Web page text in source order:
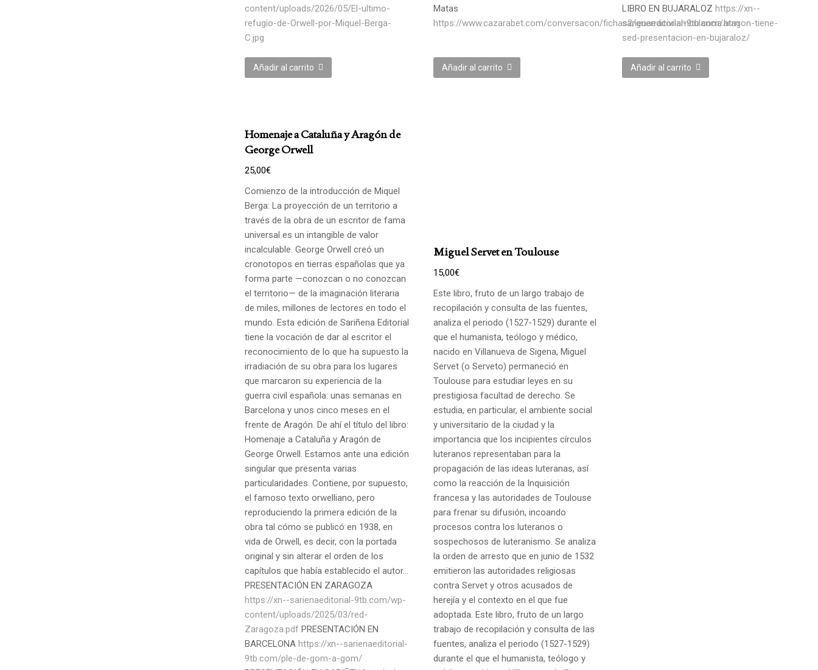
content/uploads/2026/05/El-ultimo-
refugio-de-Orwell-por-Miquel-Berga-
C.jpg
Añadir al carrito
Matas
https://www.cazarabet.com/conversacon/fichas2/guerracivilambulancia.htm
Añadir al carrito
LIBRO EN BUJARALOZ https://xn--
sarienaeditorial-9tb.com/aragon-tiene-
sed-presentacion-en-bujaraloz/
Añadir al carrito
Homenaje a Cataluña y Aragón de
George Orwell
25,00€
Comienzo de la introducción de Miquel
Berga: La proyección de un territorio a
través de la obra de un escritor de fama
universal es un intangible de valor
incalculable. George Orwell creó un
cronotopos en tierras españolas que ya
forma parte —conozcan o no conozcan
el territorio— de la imaginación literaria
de miles, millones de lectores en todo el
mundo. Esta edición de Sariñena Editorial
tiene la vocación de dar al escritor el
reconocimiento de lo que ha supuesto la
irradiación de su obra para los lugares
que marcaron su experiencia de la
guerra civil española: unas semanas en
Barcelona y unos cinco meses en el
frente de Aragón. De ahí el título del libro:
Homenaje a Cataluña y Aragón de
George Orwell. Estamos ante una edición
singular que presenta varias
particularidades. Contiene, por supuesto,
el famoso texto orwelliano, pero
reproduciendo la primera edición de la
obra tal cómo se publicó en 1938, en
vida de Orwell, es decir, con la portada
original y sin alterar el orden de los
capítulos que había establecido el autor...
PRESENTACIÓN EN ZARAGOZA
https://xn--sarienaeditorial-9tb.com/wp-
content/uploads/2025/03/red-
Zaragoza.pdf PRESENTACIÓN EN
BARCELONA https://xn--sarienaeditorial-
9tb.com/ple-de-gom-a-gom/
Miguel Servet en Toulouse
15,00€
Este libro, fruto de un largo trabajo de
recopilación y consulta de las fuentes,
analiza el periodo (1527-1529) durante el
que el humanista, teólogo y médico,
nacido en Villanueva de Sigena, Miguel
Servet (o Serveto) permaneció en
Toulouse para estudiar leyes en su
prestigiosa facultad de derecho. Se
estudia, en particular, el ambiente social
y universitario de la ciudad y la
importancia que los incipientes círculos
luteranos representaban para la
propagación de las ideas luteranas, así
como la reacción de la Inquisición
francesa y las autoridades de Toulouse
para frenar su difusión, incoando
procesos contra los luteranos o
sospechosos de luteranismo. Se analiza
la orden de arresto que en junio de 1532
emitieron las autoridades religiosas
contra Servet y otros acusados de
herejía y el contexto en el que fue
adoptada. Este libro, fruto de un largo
trabajo de recopilación y consulta de las
fuentes, analiza el periodo (1527-1529)
durante el que el humanista, teólogo y